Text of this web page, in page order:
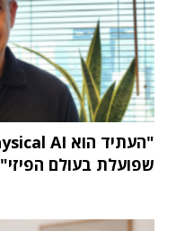
שפועלת בעולם הפיזי"